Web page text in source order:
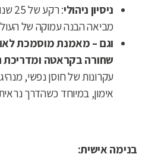
ניסיון ניהולי
:
מביאה הבנה עמוקה של העולם
וגם – מאמנת מוסמכת
שחורה בקראטה ומדריכת
עקרונות של חוסן נפשי,
אימון, במיוחד כשהדרך
בנימה אישית: